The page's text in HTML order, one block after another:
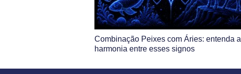
Combinação Peixes com Áries: entenda a
harmonia entre esses signos